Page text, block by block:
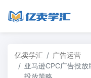
亿卖学汇
广告运营
亚马逊CPC广告投
投放策略